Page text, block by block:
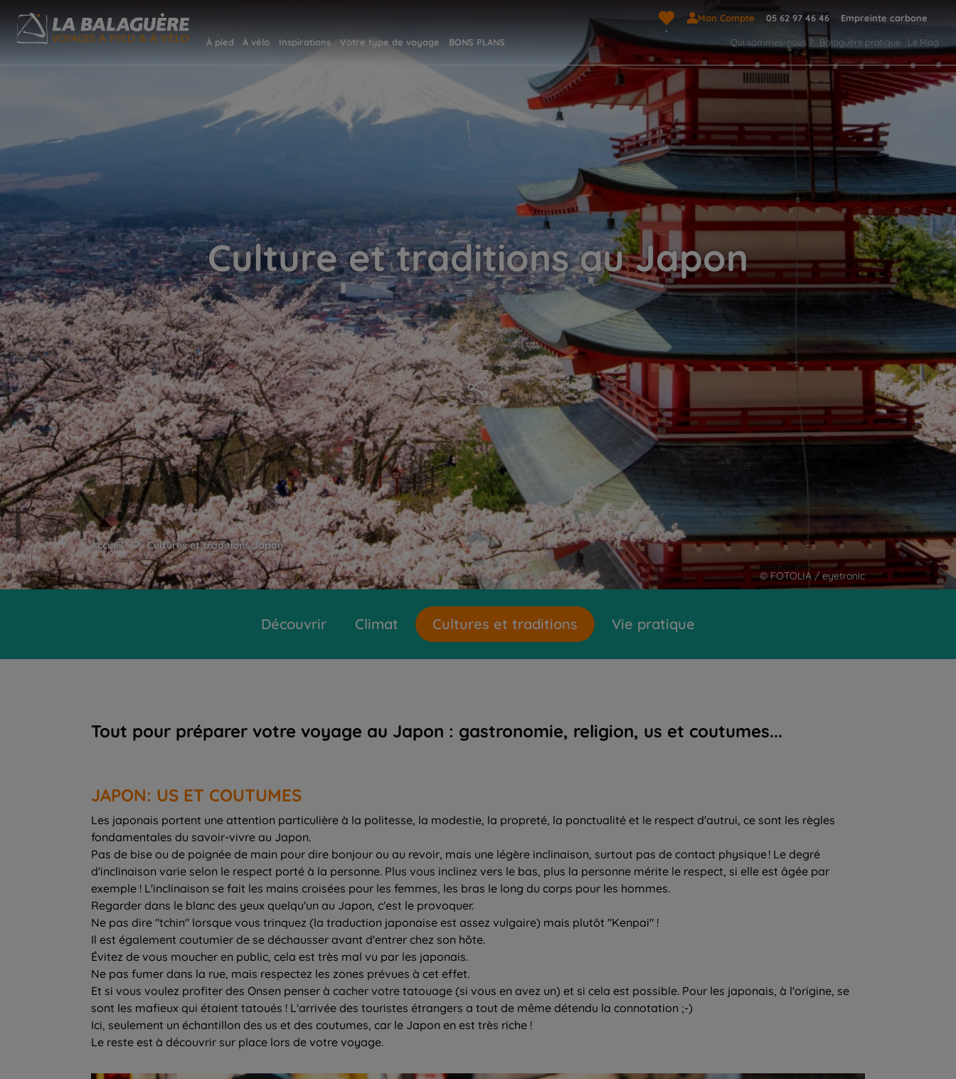
Mon Compte 05 62 97 46 46 Empreinte carbone
À pied À vélo Inspirations Votre type de voyage BONS PLANS Qui sommes-nous ? Balaguère pratique Le Mag
© FOTOLIA / eyetronic
Culture et traditions au Japon
Accueil > Cultures et traditions Japon
Découvrir Climat Cultures et traditions Vie pratique
Tout pour préparer votre voyage au Japon : gastronomie, religion, us et coutumes...
JAPON: US ET COUTUMES
Les japonais portent une attention particulière à la politesse, la modestie, la propreté, la ponctualité et le respect d'autrui, ce sont les règles
fondamentales du savoir-vivre au Japon.
Pas de bise ou de poignée de main pour dire bonjour ou au revoir, mais une légère inclinaison, surtout pas de contact physique ! Le degré
d'inclinaison varie selon le respect porté à la personne. Plus vous inclinez vers le bas, plus la personne mérite le respect, si elle est âgée par
exemple ! L'inclinaison se fait les mains croisées pour les femmes, les bras le long du corps pour les hommes.
Regarder dans le blanc des yeux quelqu'un au Japon, c'est le provoquer.
Ne pas dire "tchin" lorsque vous trinquez (la traduction japonaise est assez vulgaire) mais plutôt "Kenpai" !
Il est également coutumier de se déchausser avant d'entrer chez son hôte.
Évitez de vous moucher en public, cela est très mal vu par les japonais.
Ne pas fumer dans la rue, mais respectez les zones prévues à cet effet.
Et si vous voulez profiter des Onsen penser à cacher votre tatouage (si vous en avez un) et si cela est possible. Pour les japonais, à l'origine, se
sont les mafieux qui étaient tatoués ! L'arrivée des touristes étrangers a tout de même détendu la connotation ;-)
Ici, seulement un échantillon des us et des coutumes, car le Japon en est très riche !
Le reste est à découvrir sur place lors de votre voyage.